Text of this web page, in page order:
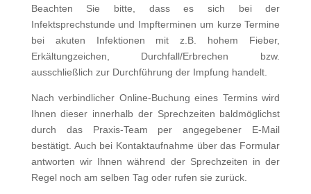
Beachten Sie bitte, dass es sich bei der
Infektsprechstunde und Impfterminen um kurze Termine
bei akuten Infektionen mit z.B. hohem Fieber,
Erkältungzeichen, Durchfall/Erbrechen bzw.
ausschließlich zur Durchführung der Impfung handelt.
Nach verbindlicher Online-Buchung eines Termins wird
Ihnen dieser innerhalb der Sprechzeiten baldmöglichst
durch das Praxis-Team per angegebener E-Mail
bestätigt. Auch bei Kontaktaufnahme über das Formular
antworten wir Ihnen während der Sprechzeiten in der
Regel noch am selben Tag oder rufen sie zurück.